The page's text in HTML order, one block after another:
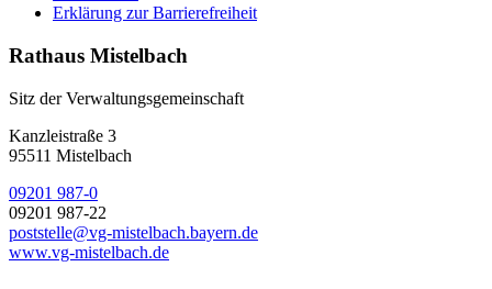
Erklärung zur Barrierefreiheit
Rathaus Mistelbach
Sitz der Verwaltungsgemeinschaft
Kanzleistraße 3
95511 Mistelbach
09201 987-0
09201 987-22
poststelle@vg-mistelbach.bayern.de
www.vg-mistelbach.de